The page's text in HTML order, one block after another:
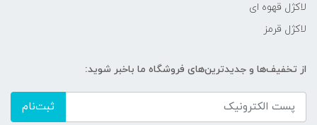
لاکژل قهوه ای
لاکژل قرمز
از تخفیف‌ها و جدیدترین‌های فروشگاه ما باخبر شوید:
ثبت‌نام